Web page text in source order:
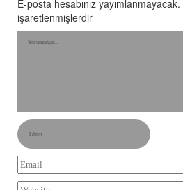
E-posta hesabınız yayımlanmayacak.
işaretlenmişlerdir